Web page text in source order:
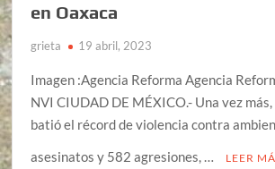
en Oaxaca
grieta 19 abril, 2023
Imagen :Agencia Reforma Agencia
NVI CIUDAD DE MÉXICO.- Una vez
batió el récord de violencia contra
asesinatos y 582 agresiones, …
LEER